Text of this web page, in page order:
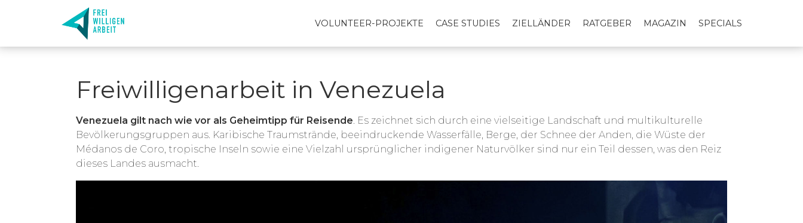
VOLUNTEER-PROJEKTE CASE STUDIES ZIELLÄNDER RATGEBER MAGAZIN SPECIALS
Freiwilligenarbeit in Venezuela
Venezuela gilt nach wie vor als Geheimtipp für Reisende. Es zeichnet sich durch eine vielseitige Landschaft und multikulturelle
Bevölkerungsgruppen aus. Karibische Traumstrände, beeindruckende Wasserfälle, Berge, der Schnee der Anden, die Wüste der
Médanos de Coro, tropische Inseln sowie eine Vielzahl ursprünglicher indigener Naturvölker sind nur ein Teil dessen, was den Reiz
dieses Landes ausmacht.